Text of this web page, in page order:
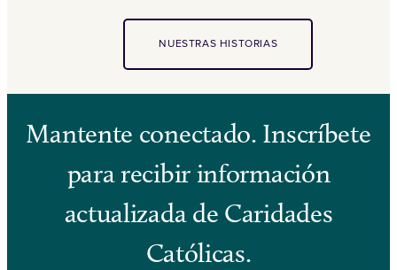
NUESTRAS HISTORIAS
Mantente conectado. Inscríbete
para recibir información
actualizada de Caridades
Católicas.